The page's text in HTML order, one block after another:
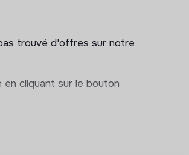
trouvé d'offres sur notre
cliquant sur le bouton